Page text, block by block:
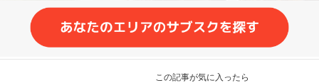
この記事が気に入ったら